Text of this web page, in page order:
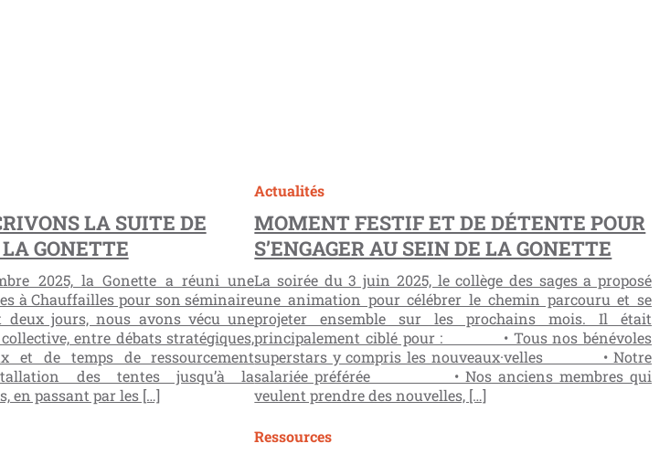
LA SUITE DE
GONETTE
2025, la Gonette a réuni une
à Chauffailles pour son séminaire
deux jours, nous avons vécu une
entre débats stratégiques,
et de temps de ressourcement
des tentes jusqu’à la
en passant par les […]
Actualités
MOMENT FESTIF ET DE DÉTENTE POUR
S’ENGAGER AU SEIN DE LA GONETTE
La soirée du 3 juin 2025, le collège des sages a proposé
une animation pour célébrer le chemin parcouru et se
projeter ensemble sur les prochains mois. Il était
principalement ciblé pour : • Tous nos bénévoles
superstars y compris les nouveaux·velles • Notre
salariée préférée • Nos anciens membres qui
veulent prendre des nouvelles, […]
Ressources